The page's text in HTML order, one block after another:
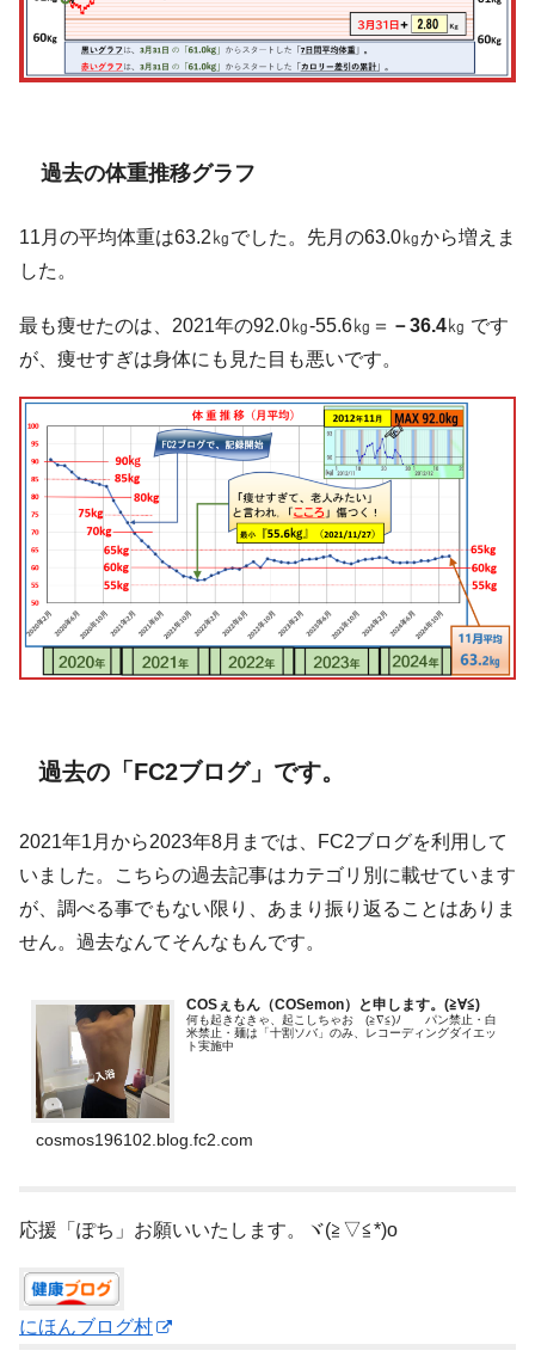
過去の体重推移グラフ
11月の平均体重は63.2㎏でした。先月の63.0㎏から増えま
した。
最も痩せたのは、2021年の92.0㎏-55.6㎏＝ －36.4㎏ です
が、痩せすぎは身体にも見た目も悪いです。
過去の「FC2ブログ」です。
2021年1月から2023年8月までは、FC2ブログを利用して
いました。こちらの過去記事はカテゴリ別に載せています
が、調べる事でもない限り、あまり振り返ることはありま
せん。過去なんてそんなもんです。
COSぇもん（COSemon）と申します。(≧∀≦)ゞ
何も起きなきゃ、起こしちゃお (≧∇≦)ﾉ パン禁止・白
米禁止・麺は「十割ソバ」のみ、レコーディングダイエッ
ト実施中
cosmos196102.blog.fc2.com
応援「ぽち」お願いいたします。ヾ(≧▽≦*)o
にほんブログ村